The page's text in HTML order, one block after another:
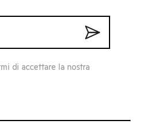
di accettare la nostra